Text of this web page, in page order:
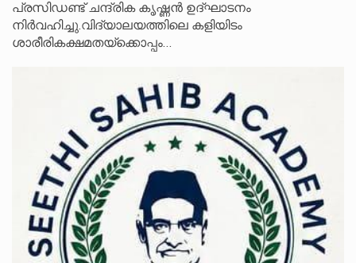
പ്രസിഡണ്ട് ചന്ദ്രിക കൃഷ്ണൻ ഉദ്ഘാടനം
നിർവഹിച്ചു.വിദ്യാലയത്തിലെ കളിയിടം
ശാരീരികക്ഷമതയ്‌ക്കൊപ്പം…